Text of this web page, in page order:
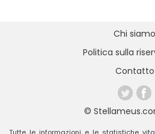
©
Chi siamo
Politica sulla
Contatto